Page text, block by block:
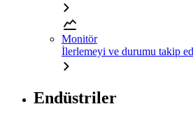
Monitör
İlerlemeyi ve durumu takip
Endüstriler